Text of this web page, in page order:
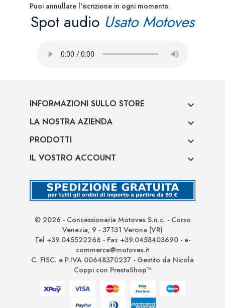
Puoi annullare l'iscrizione in ogni momento.
Spot audio Usato Motoves
INFORMAZIONI SULLO STORE 
LA NOSTRA AZIENDA 
PRODOTTI 
IL VOSTRO ACCOUNT 
© 2026 - Concessionaria Motoves S.n.c. - Corso
Venezia, 9 - 37131 Verona (VR)
Tel +39.045522266 - Fax +39.0458403690 - e-
commerce@motoves.it
C. FISC. e P.IVA 00648370237 - Gestito da Nicola
Coppi con PrestaShop™